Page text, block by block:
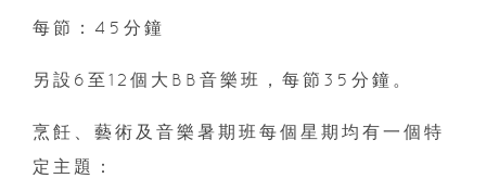
每節：45分鐘
另設6至12個大BB音樂班，每節35分鐘。
烹飪、藝術及音樂暑期班每個星期均有一個特
定主題：